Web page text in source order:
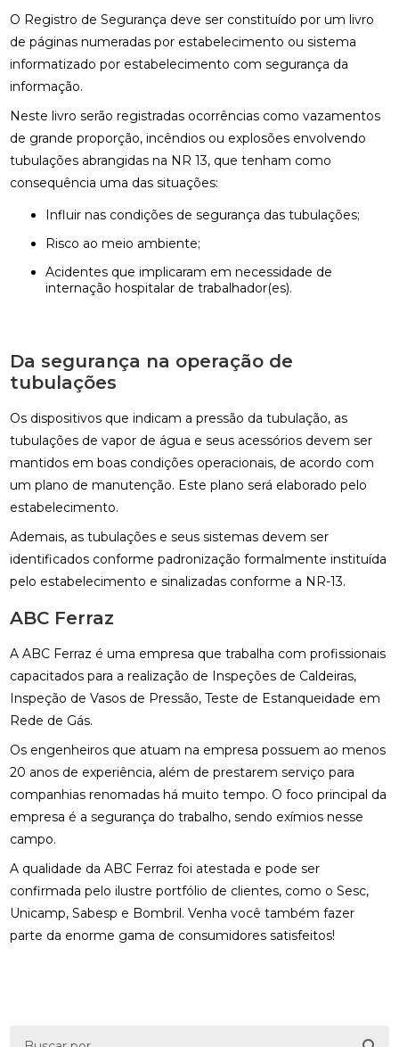
O Registro de Segurança deve ser constituído por um livro
de páginas numeradas por estabelecimento ou sistema
informatizado por estabelecimento com segurança da
informação.
Neste livro serão registradas ocorrências como vazamentos
de grande proporção, incêndios ou explosões envolvendo
tubulações abrangidas na NR 13, que tenham como
consequência uma das situações:
Influir nas condições de segurança das tubulações;
Risco ao meio ambiente;
Acidentes que implicaram em necessidade de
internação hospitalar de trabalhador(es).
Da segurança na operação de
tubulações
Os dispositivos que indicam a pressão da tubulação, as
tubulações de vapor de água e seus acessórios devem ser
mantidos em boas condições operacionais, de acordo com
um plano de manutenção. Este plano será elaborado pelo
estabelecimento.
Ademais, as tubulações e seus sistemas devem ser
identificados conforme padronização formalmente instituída
pelo estabelecimento e sinalizadas conforme a NR-13.
ABC Ferraz
A ABC Ferraz é uma empresa que trabalha com profissionais
capacitados para a realização de Inspeções de Caldeiras,
Inspeção de Vasos de Pressão, Teste de Estanqueidade em
Rede de Gás.
Os engenheiros que atuam na empresa possuem ao menos
20 anos de experiência, além de prestarem serviço para
companhias renomadas há muito tempo. O foco principal da
empresa é a segurança do trabalho, sendo exímios nesse
campo.
A qualidade da ABC Ferraz foi atestada e pode ser
confirmada pelo ilustre portfólio de clientes, como o Sesc,
Unicamp, Sabesp e Bombril. Venha você também fazer
parte da enorme gama de consumidores satisfeitos!